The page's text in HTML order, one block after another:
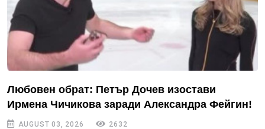
Любовен обрат: Петър Дочев изостави
Ирмена Чичикова заради Александра Фейгин!
AUGUST 03, 2026 2632